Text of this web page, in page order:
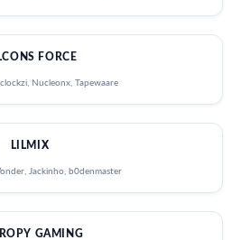
FORCE
Nucleonx, Tapewaare
LILMIX
Jackinho, b0denmaster
GAMING